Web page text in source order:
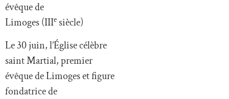
évêque de
Limoges (IIIe siècle)
Le 30 juin, l’Église célèbre
saint Martial, premier
évêque de Limoges et figure
fondatrice de